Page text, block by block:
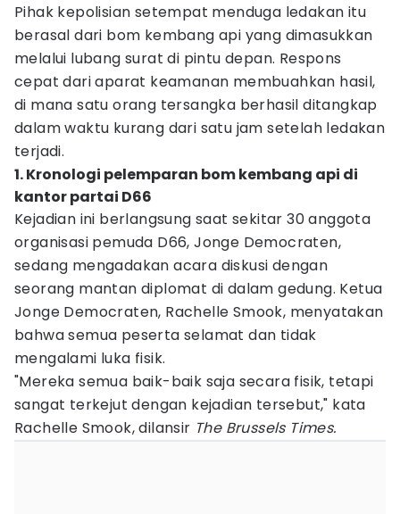
Pihak kepolisian setempat menduga ledakan itu
berasal dari bom kembang api yang dimasukkan
melalui lubang surat di pintu depan. Respons
cepat dari aparat keamanan membuahkan hasil,
di mana satu orang tersangka berhasil ditangkap
dalam waktu kurang dari satu jam setelah ledakan
terjadi.
1. Kronologi pelemparan bom kembang api di
kantor partai D66
Kejadian ini berlangsung saat sekitar 30 anggota
organisasi pemuda D66, Jonge Democraten,
sedang mengadakan acara diskusi dengan
seorang mantan diplomat di dalam gedung. Ketua
Jonge Democraten, Rachelle Smook, menyatakan
bahwa semua peserta selamat dan tidak
mengalami luka fisik.
"Mereka semua baik-baik saja secara fisik, tetapi
sangat terkejut dengan kejadian tersebut," kata
Rachelle Smook, dilansir The Brussels Times.